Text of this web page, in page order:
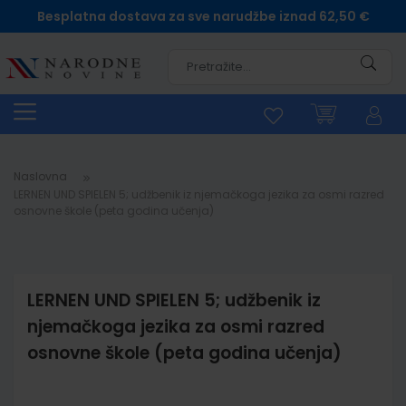
Besplatna dostava za sve narudžbe iznad 62,50 €
Naslovna
LERNEN UND SPIELEN 5; udžbenik iz
njemačkoga jezika za osmi razred
osnovne škole (peta godina učenja)